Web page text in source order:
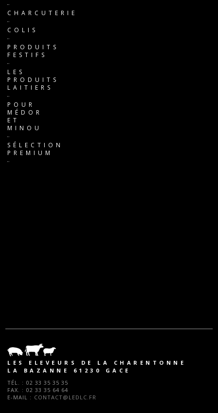
CHARCUTERIE
COLIS
PRODUITS
FESTIFS
LES
PRODUITS
LAITIERS
POUR
MÉDOR
ET
MINOU
SÉLECTION
PREMIUM
LES ELEVEURS DE LA CHARENTONNE
LA BAZANNE 61230 GACE
TÉL. : 02 33 35 35 35
FAX. : 02 33 35 64 64
E-MAIL : CONTACT@LEDLC.FR